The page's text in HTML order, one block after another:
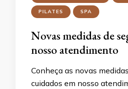
PILATES SPA
Novas medidas de
nosso atendimento
Conheça as novas
cuidados em nosso